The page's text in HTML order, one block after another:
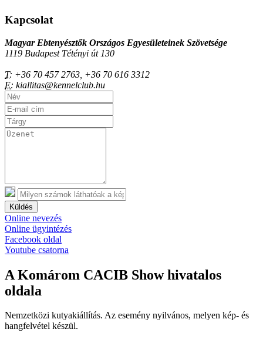
Kapcsolat
Magyar Ebtenyésztők Országos Egyesületeinek Szövetsége
1119 Budapest Tétényi út 130
T: +36 70 457 2763, +36 70 616 3312
E: kiallitas@kennelclub.hu
Küldés
Online nevezés
Online ügyintézés
Facebook oldal
Youtube csatorna
A Komárom CACIB Show hivatalos
oldala
Nemzetközi kutyakiállítás. Az esemény nyilvános, melyen kép- és
hangfelvétel készül.